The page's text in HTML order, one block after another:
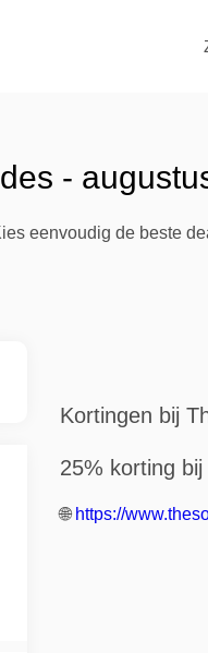
-
eenvoudig de beste
Kortingen bij
25% korting
🌐 https://